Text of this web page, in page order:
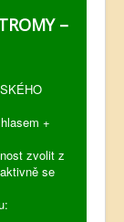
–
+
zvolit z
se